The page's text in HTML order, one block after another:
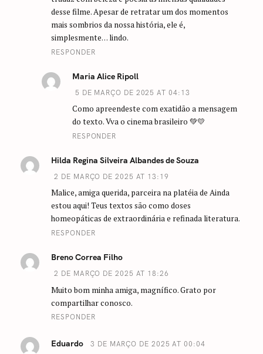
desse filme. Apesar de retratar um dos momentos
mais sombrios da nossa história, ele é,
simplesmente… lindo.
RESPONDER
Maria Alice Ripoll
5 DE MARÇO DE 2025 AT 04:13
Como apreendeste com exatidão a mensagem
do texto. Vva o cinema brasileiro 💚💛
RESPONDER
Hilda Regina Silveira Albandes de Souza
2 DE MARÇO DE 2025 AT 13:19
Malice, amiga querida, parceira na platéia de Ainda
estou aqui! Teus textos são como doses
homeopáticas de extraordinária e refinada literatura.
RESPONDER
Breno Correa Filho
2 DE MARÇO DE 2025 AT 18:26
Muito bom minha amiga, magnífico. Grato por
compartilhar conosco.
RESPONDER
Eduardo 3 DE MARÇO DE 2025 AT 00:04